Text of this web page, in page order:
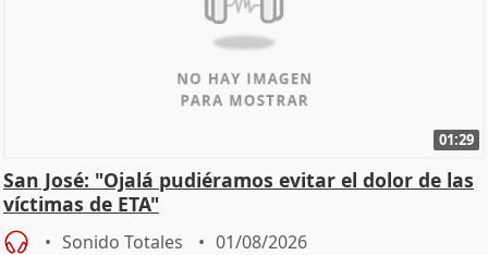
01:29
San José: "Ojalá pudiéramos evitar el dolor de las
víctimas de ETA"
Sonido Totales 01/08/2026